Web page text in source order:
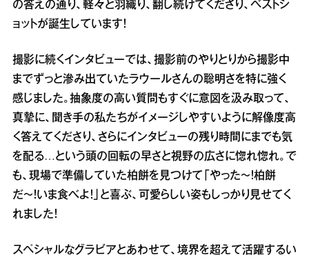
の答えの通り、軽々と羽織り、翻し続けてくださり、ベストシ
ョットが誕生しています！
撮影に続くインタビューでは、撮影前のやりとりから撮影中
までずっと滲み出ていたラウールさんの聡明さを特に強く
感じました。抽象度の高い質問もすぐに意図を汲み取って、
真摯に、聞き手の私たちがイメージしやすいように解像度高
く答えてくださり、さらにインタビューの残り時間にまでも気
を配る…という頭の回転の早さと視野の広さに惚れ惚れ。で
も、現場で準備していた柏餅を見つけて「やった〜！柏餅
だ〜！いま食べよ！」と喜ぶ、可愛らしい姿もしっかり見せてく
れました！
スペシャルなグラビアとあわせて、境界を超えて活躍するい